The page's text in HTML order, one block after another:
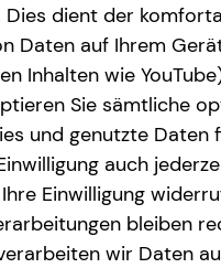
Dies dient der
Daten auf Ihrem
Inhalten wie
Sie sämtliche
und genutzte Daten
auch
Einwilligung
bleiben
wir Daten